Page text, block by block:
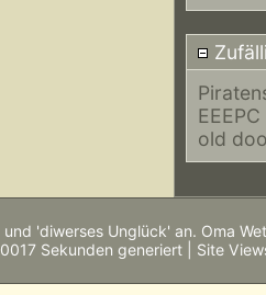
old
'diwerses Unglück' an. Oma
Sekunden generiert | Site